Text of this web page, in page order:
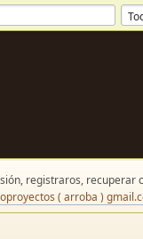
registraros, recuperar
( arroba )